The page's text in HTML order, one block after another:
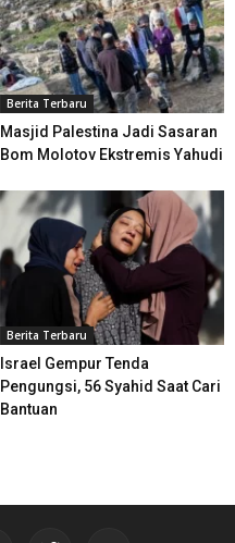
Berita Terbaru
Masjid Palestina Jadi Sasaran
Bom Molotov Ekstremis Yahudi
Berita Terbaru
Israel Gempur Tenda
Pengungsi, 56 Syahid Saat Cari
Bantuan